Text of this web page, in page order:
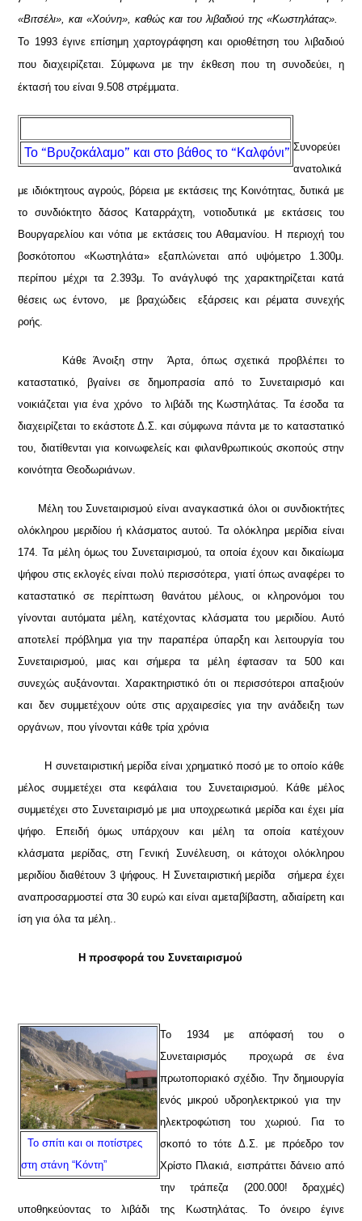
«Βιτσέλι», και «Χούνη», καθώς και του λιβαδιού της «Κωστηλάτας».
Το 1993 έγινε επίσημη χαρτογράφηση και οριοθέτηση του λιβαδιού
που διαχειρίζεται. Σύμφωνα με την έκθεση που τη συνοδεύει, η
έκτασή του είναι 9.508 στρέμματα.
Το “Βρυζοκάλαμο” και στο βάθος το “Καλφόνι” Συνορεύει
ανατολικά
με ιδιόκτητους αγρούς, βόρεια με εκτάσεις της Κοινότητας, δυτικά με
το συνδιόκτητο δάσος Καταρράχτη, νοτιοδυτικά με εκτάσεις του
Βουργαρελίου και νότια με εκτάσεις του Αθαμανίου. Η περιοχή του
βοσκότοπου «Κωστηλάτα» εξαπλώνεται από υψόμετρο 1.300μ.
περίπου μέχρι τα 2.393μ. Το ανάγλυφό της χαρακτηρίζεται κατά
θέσεις ως έντονο, με βραχώδεις εξάρσεις και ρέματα συνεχής
ροής.
Κάθε Άνοιξη στην Άρτα, όπως σχετικά προβλέπει το
καταστατικό, βγαίνει σε δημοπρασία από το Συνεταιρισμό και
νοικιάζεται για ένα χρόνο το λιβάδι της Κωστηλάτας. Τα έσοδα τα
διαχειρίζεται το εκάστοτε Δ.Σ. και σύμφωνα πάντα με το καταστατικό
του, διατίθενται για κοινωφελείς και φιλανθρωπικούς σκοπούς στην
κοινότητα Θεοδωριάνων.
Μέλη του Συνεταιρισμού είναι αναγκαστικά όλοι οι συνδιοκτήτες
ολόκληρου μεριδίου ή κλάσματος αυτού. Τα ολόκληρα μερίδια είναι
174. Τα μέλη όμως του Συνεταιρισμού, τα οποία έχουν και δικαίωμα
ψήφου στις εκλογές είναι πολύ περισσότερα, γιατί όπως αναφέρει το
καταστατικό σε περίπτωση θανάτου μέλους, οι κληρονόμοι του
γίνονται αυτόματα μέλη, κατέχοντας κλάσματα του μεριδίου. Αυτό
αποτελεί πρόβλημα για την παραπέρα ύπαρξη και λειτουργία του
Συνεταιρισμού, μιας και σήμερα τα μέλη έφτασαν τα 500 και
συνεχώς αυξάνονται. Χαρακτηριστικό ότι οι περισσότεροι απαξιούν
και δεν συμμετέχουν ούτε στις αρχαιρεσίες για την ανάδειξη των
οργάνων, που γίνονται κάθε τρία χρόνια
Η συνεταιριστική μερίδα είναι χρηματικό ποσό με το οποίο κάθε
μέλος συμμετέχει στα κεφάλαια του Συνεταιρισμού. Κάθε μέλος
συμμετέχει στο Συνεταιρισμό με μια υποχρεωτικά μερίδα και έχει μία
ψήφο. Επειδή όμως υπάρχουν και μέλη τα οποία κατέχουν
κλάσματα μερίδας, στη Γενική Συνέλευση, οι κάτοχοι ολόκληρου
μεριδίου διαθέτουν 3 ψήφους. Η Συνεταιριστική μερίδα σήμερα έχει
αναπροσαρμοστεί στα 30 ευρώ και είναι αμεταβίβαστη, αδιαίρετη και
ίση για όλα τα μέλη.
Η προσφορά του Συνεταιρισμού
Το σπίτι και οι ποτίστρες
στη στάνη “Κόντη”
Το 1934 με απόφασή του ο
Συνεταιρισμός προχωρά σε ένα
πρωτοποριακό σχέδιο. Την δημιουργία
ενός μικρού υδροηλεκτρικού για την
ηλεκτροφώτιση του χωριού. Για το
σκοπό το τότε Δ.Σ. με πρόεδρο τον
Χρίστο Πλακιά, εισπράττει δάνειο από
την τράπεζα (200.000! δραχμές)
υποθηκεύοντας το λιβάδι της Κωστηλάτας. Το όνειρο έγινε